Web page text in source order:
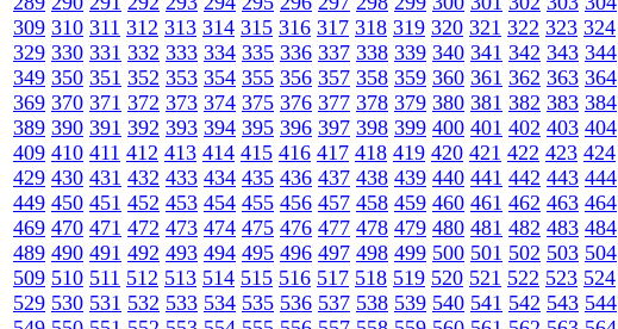
309 310 311 312 313 314 315 316 317 318 319 320 321 322 323 324
329 330 331 332 333 334 335 336 337 338 339 340 341 342 343 344
349 350 351 352 353 354 355 356 357 358 359 360 361 362 363 364
369 370 371 372 373 374 375 376 377 378 379 380 381 382 383 384
389 390 391 392 393 394 395 396 397 398 399 400 401 402 403 404
409 410 411 412 413 414 415 416 417 418 419 420 421 422 423 424
429 430 431 432 433 434 435 436 437 438 439 440 441 442 443 444
449 450 451 452 453 454 455 456 457 458 459 460 461 462 463 464
469 470 471 472 473 474 475 476 477 478 479 480 481 482 483 484
489 490 491 492 493 494 495 496 497 498 499 500 501 502 503 504
509 510 511 512 513 514 515 516 517 518 519 520 521 522 523 524
529 530 531 532 533 534 535 536 537 538 539 540 541 542 543 544